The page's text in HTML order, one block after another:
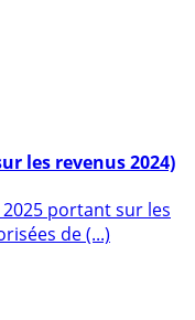
les revenus 2024)
de (...)